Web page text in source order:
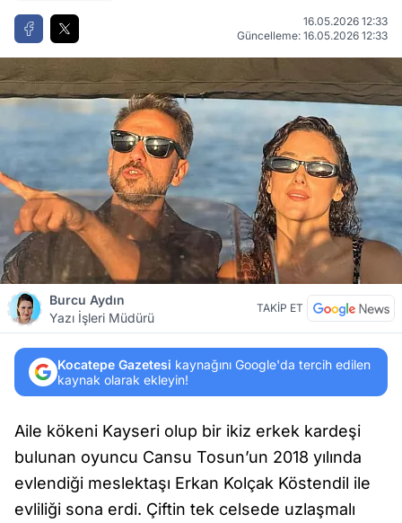
16.05.2026 12:33
Güncelleme: 16.05.2026 12:33
Burcu Aydın
Yazı İşleri Müdürü
TAKİP ET
Kocatepe Gazetesi kaynağını Google'da tercih edilen
kaynak olarak ekleyin!
Aile kökeni Kayseri olup bir ikiz erkek kardeşi
bulunan oyuncu Cansu Tosun’un 2018 yılında
evlendiği meslektaşı Erkan Kolçak Köstendil ile
evliliği sona erdi. Çiftin tek celsede uzlaşmalı